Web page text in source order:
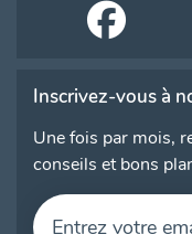
Inscrivez-vous à
Une fois par mois,
conseils et bons